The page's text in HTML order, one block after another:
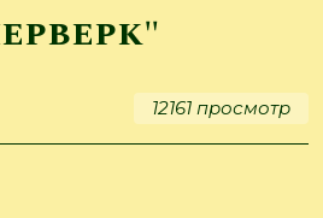
12161 просмотр